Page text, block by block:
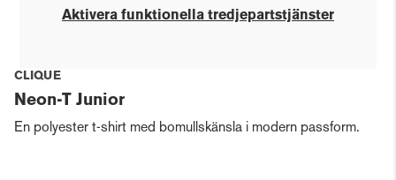
Aktivera funktionella tredjepartstjänster
CLIQUE
Neon-T Junior
En polyester t-shirt med bomullskänsla i modern passform.